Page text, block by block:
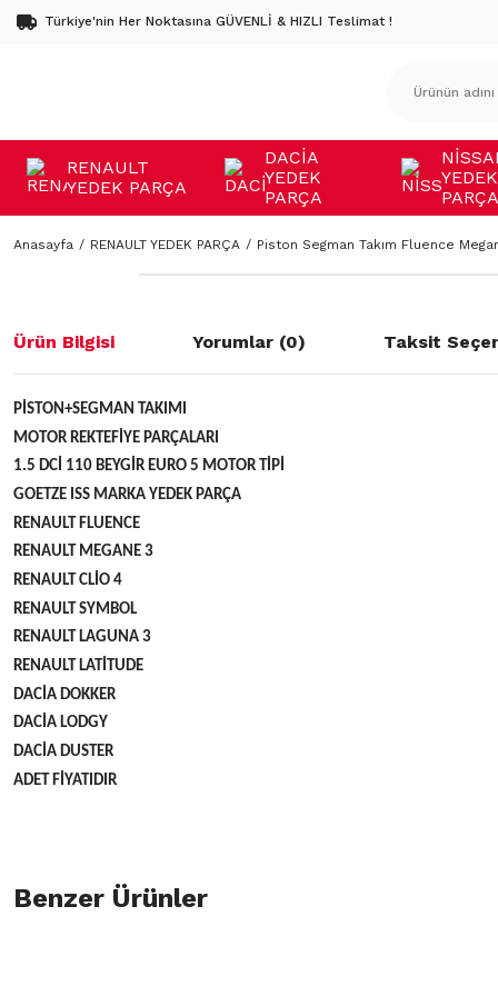
Türkiye'nin Her Noktasına GÜVENLİ & HIZLI Teslimat !
RENAULT
YEDEK PARÇA
DACİA
YEDEK
PARÇA
YEDEK
PARÇA
Anasayfa RENAULT YEDEK PARÇA Piston Segman Takım Fluence
Ürün Bilgisi Yorumlar (0) Taksit
PİSTON+SEGMAN TAKIMI
MOTOR REKTEFİYE PARÇALARI
1.5 DCİ 110 BEYGİR EURO 5 MOTOR TİPİ
GOETZE ISS MARKA YEDEK PARÇA
RENAULT FLUENCE
RENAULT MEGANE 3
RENAULT CLİO 4
RENAULT SYMBOL
RENAULT LAGUNA 3
RENAULT LATİTUDE
DACİA DOKKER
DACİA LODGY
DACİA DUSTER
ADET FİYATIDIR
öneri formunu kullanarak tarafımıza iletebilirsiniz.
Benzer Ürünler